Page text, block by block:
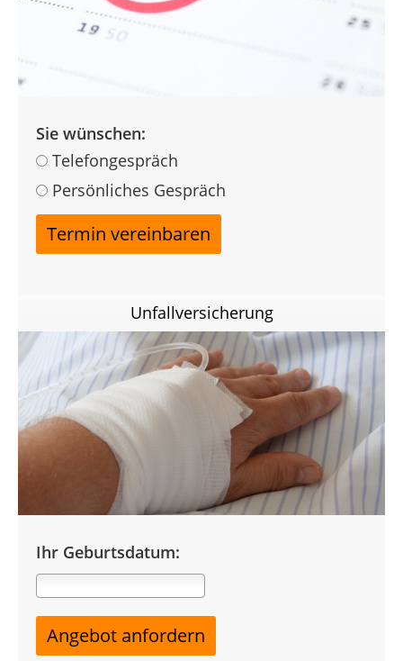
Sie wünschen:
Telefongespräch
Persönliches Gespräch
Unfallversicherung
Ihr Geburtsdatum: